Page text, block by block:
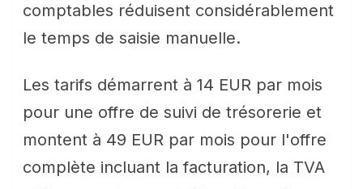
comptables réduisent considérablement
le temps de saisie manuelle.
Les tarifs démarrent à 14 EUR par mois
pour une offre de suivi de trésorerie et
montent à 49 EUR par mois pour l'offre
complète incluant la facturation, la TVA